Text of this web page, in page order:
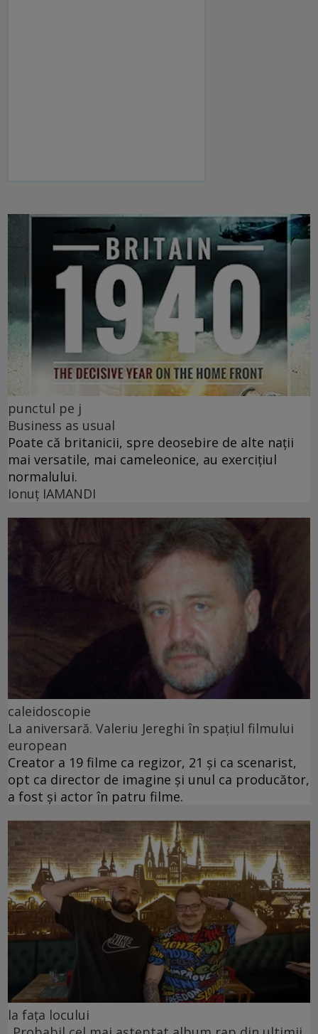
punctul pe j
Business as usual
Poate că britanicii, spre deosebire de alte nații
mai versatile, mai cameleonice, au exercițiul
normalului.
Ionuţ IAMANDI
caleidoscopie
La aniversară. Valeriu Jereghi în spațiul filmului
european
Creator a 19 filme ca regizor, 21 și ca scenarist,
opt ca director de imagine și unul ca producător,
a fost și actor în patru filme.
la fața locului